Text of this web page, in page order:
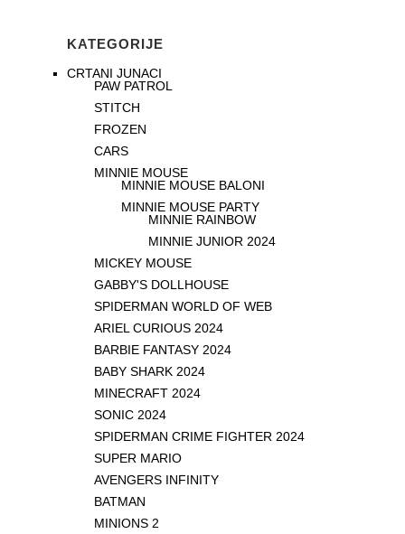
KATEGORIJE
CRTANI JUNACI
PAW PATROL
STITCH
FROZEN
CARS
MINNIE MOUSE
MINNIE MOUSE BALONI
MINNIE MOUSE PARTY
MINNIE RAINBOW
MINNIE JUNIOR 2024
MICKEY MOUSE
GABBY'S DOLLHOUSE
SPIDERMAN WORLD OF WEB
ARIEL CURIOUS 2024
BARBIE FANTASY 2024
BABY SHARK 2024
MINECRAFT 2024
SONIC 2024
SPIDERMAN CRIME FIGHTER 2024
SUPER MARIO
AVENGERS INFINITY
BATMAN
MINIONS 2